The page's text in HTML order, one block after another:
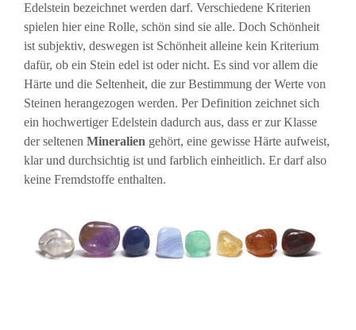
Edelstein bezeichnet werden darf. Verschiedene Kriterien
spielen hier eine Rolle, schön sind sie alle. Doch Schönheit
ist subjektiv, deswegen ist Schönheit alleine kein Kriterium
dafür, ob ein Stein edel ist oder nicht. Es sind vor allem die
Härte und die Seltenheit, die zur Bestimmung der Werte von
Steinen herangezogen werden. Per Definition zeichnet sich
ein hochwertiger Edelstein dadurch aus, dass er zur Klasse
der seltenen Mineralien gehört, eine gewisse Härte aufweist,
klar und durchsichtig ist und farblich einheitlich. Er darf also
keine Fremdstoffe enthalten.